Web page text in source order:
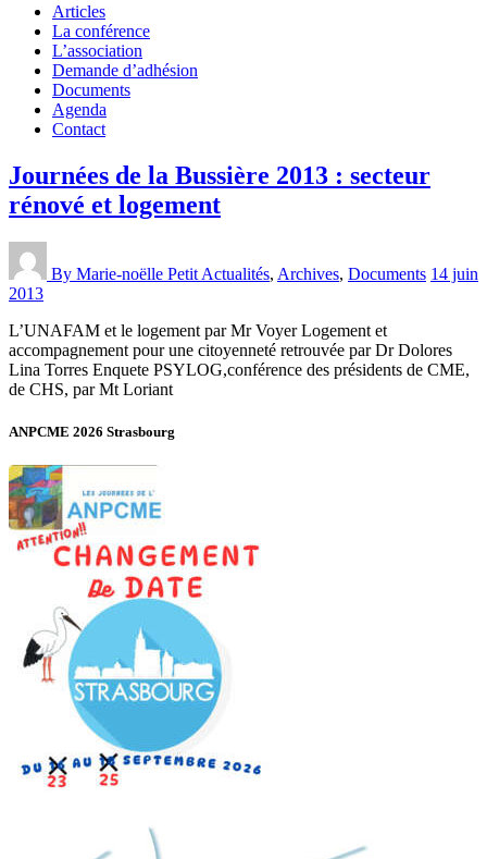
Articles
La conférence
L’association
Demande d’adhésion
Documents
Agenda
Contact
Journées de la Bussière 2013 : secteur
rénové et logement
By Marie-noëlle Petit Actualités, Archives, Documents 14 juin
2013
L’UNAFAM et le logement par Mr Voyer Logement et
accompagnement pour une citoyenneté retrouvée par Dr Dolores
Lina Torres Enquete PSYLOG,conférence des présidents de CME,
de CHS, par Mt Loriant
ANPCME 2026 Strasbourg